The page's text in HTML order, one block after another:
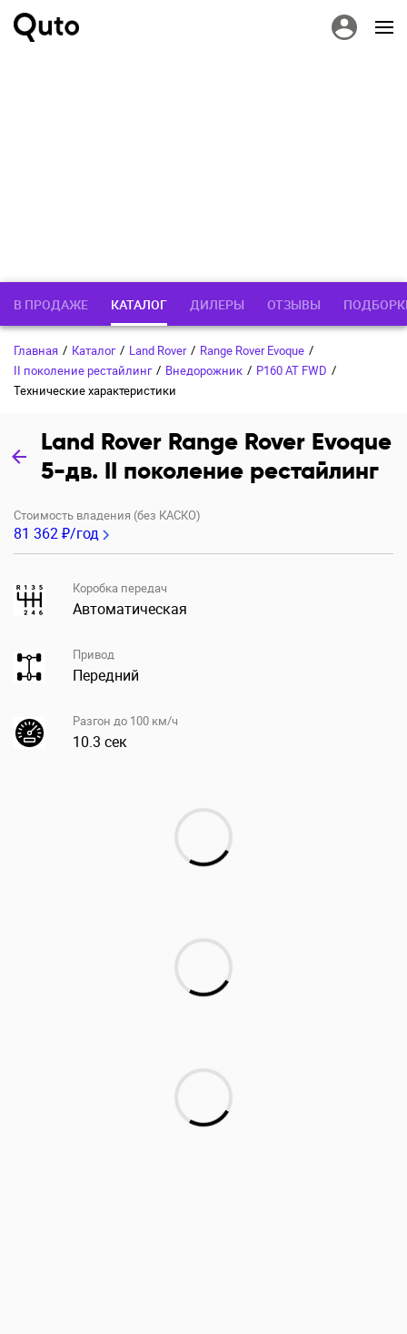
В ПРОДАЖЕ КАТАЛОГ ДИЛЕРЫ ОТЗЫВЫ
Главная / Каталог / Land Rover / Range Rover Evoque /
II поколение рестайлинг / Внедорожник / P160 AT FWD /
Технические характеристики
Land Rover Range Rover Evoque
5-дв. II поколение рестайлинг
Стоимость владения (без КАСКО)
81 362 ₽/год
Коробка передач
Автоматическая
Привод
Передний
Разгон до 100 км/ч
10.3 сек